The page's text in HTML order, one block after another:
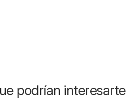
podrían interesarte